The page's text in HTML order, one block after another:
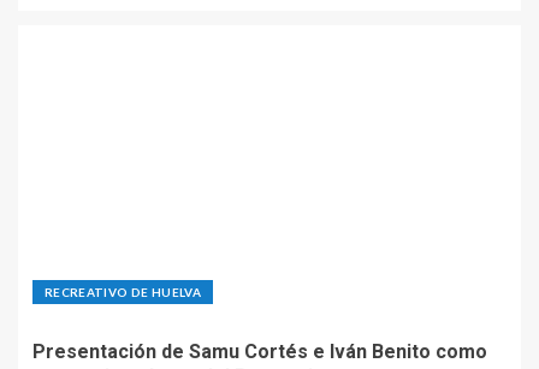
RECREATIVO DE HUELVA
Presentación de Samu Cortés e Iván Benito como